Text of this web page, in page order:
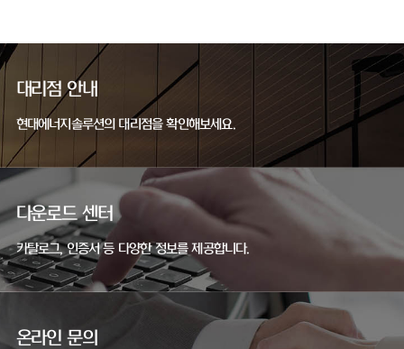
대리점 안내
현대에너지솔루션의 대리점을 확인해보세요.
다운로드 센터
카탈로그, 인증서 등 다양한 정보를 제공합니다.
온라인 문의